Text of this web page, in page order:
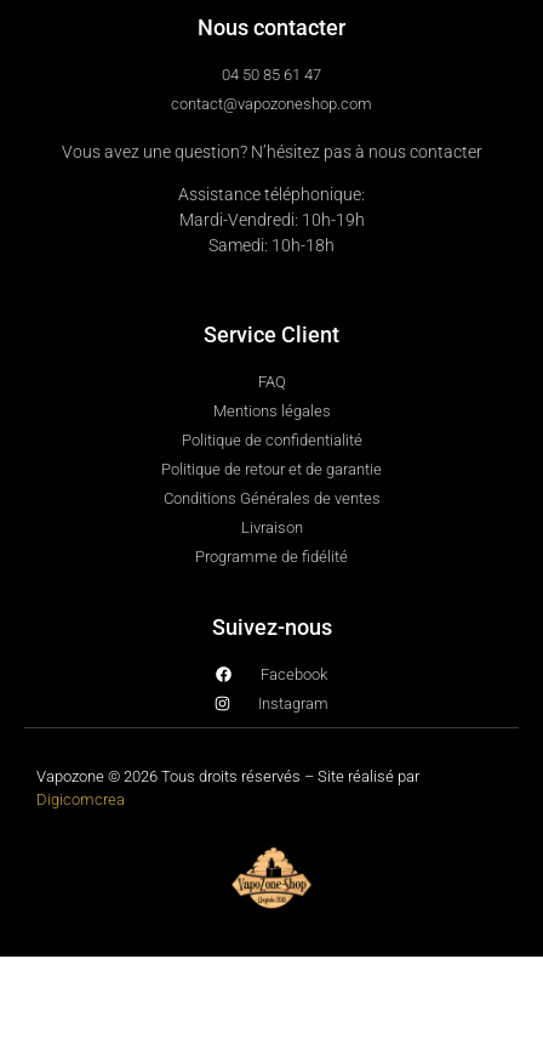
Nous contacter
04 50 85 61 47
contact@vapozoneshop.com
Vous avez une question? N’hésitez pas à nous contacter
Assistance téléphonique:
Mardi-Vendredi: 10h-19h
Samedi: 10h-18h
Service Client
FAQ
Mentions légales
Politique de confidentialité
Politique de retour et de garantie
Conditions Générales de ventes
Livraison
Programme de fidélité
Suivez-nous
Facebook
Instagram
Vapozone © 2026 Tous droits réservés – Site réalisé par
Digicomcrea